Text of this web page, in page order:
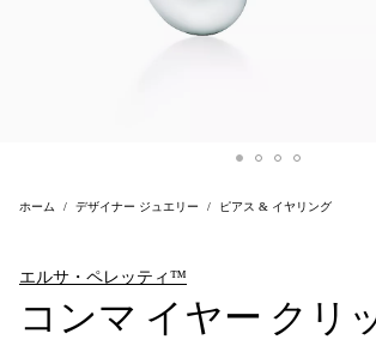
ホーム デザイナー ジュエリー ピアス & イヤリング
エルサ・ペレッティ™
コンマ イヤー クリ